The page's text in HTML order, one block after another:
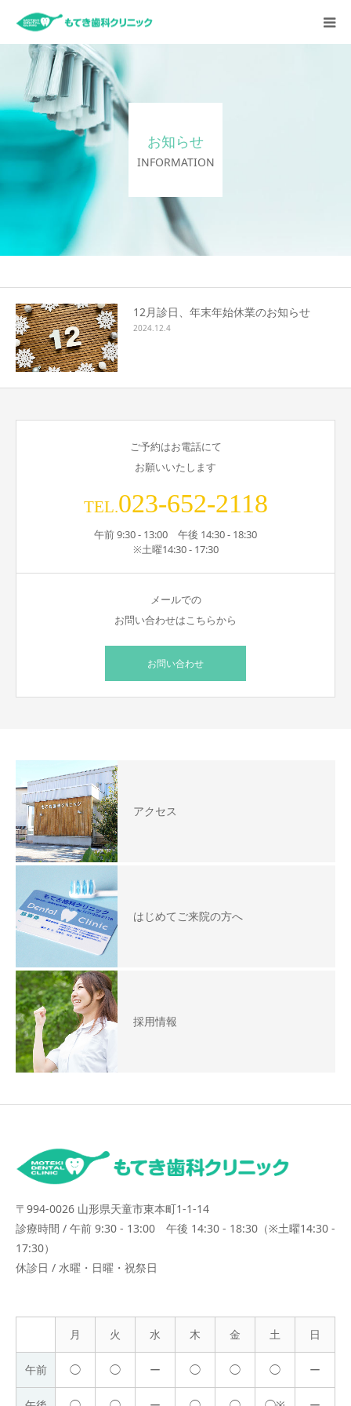
お知らせ
INFORMATION
12月診日、年末年始休業のお知らせ
2024.12.4
ご予約はお電話にて
お願いいたします
TEL.023-652-2118
午前 9:30 - 13:00 午後 14:30 - 18:30
※土曜14:30 - 17:30
メールでの
お問い合わせはこちらから
お問い合わせ
アクセス
はじめてご来院の方へ
採用情報
〒994-0026 山形県天童市東本町1-1-14
診療時間 / 午前 9:30 - 13:00 午後 14:30 - 18:30（※土曜14:30 -
17:30）
休診日 / 水曜・日曜・祝祭日
月 火 水 木 金 土 日
午前 ◯ ◯ ー ◯ ◯ ◯ ー
HOME
お知らせ
クリニックについて
診療内容
スタッフ紹介
採用情報